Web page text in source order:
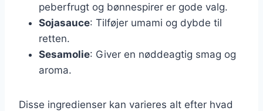
peberfrugt og bønnespirer er gode valg.
Sojasauce: Tilføjer umami og dybde til
retten.
Sesamolie: Giver en nøddeagtig smag og
aroma.
Disse ingredienser kan varieres alt efter hvad